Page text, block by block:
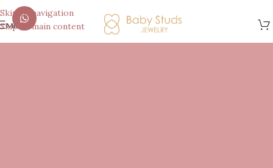
Skip to navigation
Skip to main content
menú